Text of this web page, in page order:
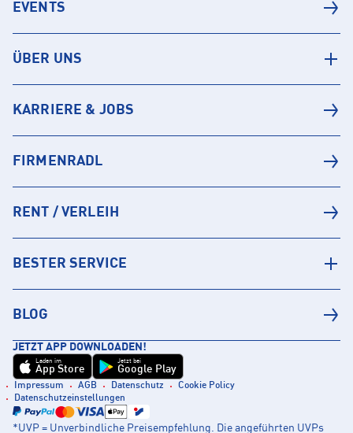
EVENTS
ÜBER UNS
KARRIERE & JOBS
FIRMENRADL
RENT / VERLEIH
BESTER SERVICE
BLOG
JETZT APP DOWNLOADEN!
Laden im
App Store
Jetzt bei
Google Play
Impressum AGB Datenschutz
Cookie Policy
Datenschutzeinstellungen
*UVP = Unverbindliche Preisempfehlung. Die angeführten UVPs